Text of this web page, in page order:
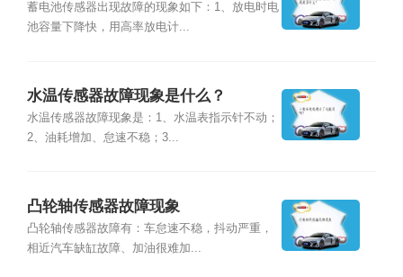
蓄电池传感器出现故障的现象如下：1、放电时电
池容量下降快，用高率放电计...
水温传感器故障现象是什么？
水温传感器故障现象是：1、水温表指示针不动；
2、油耗增加、怠速不稳；3...
凸轮轴传感器故障现象
凸轮轴传感器故障有：车怠速不稳，抖动严重，
相近汽车缺缸故障、加油很难加...